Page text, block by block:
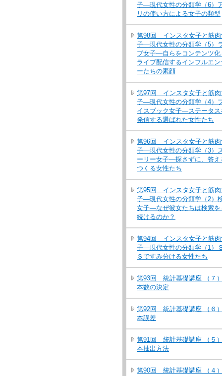
子―現代女性の分類学（6）
リの使い方による女子の類型
第98回 インスタ女子と筋肉
子―現代女性の分類学（5）
ブ女子―自らをコンテンツ化
ライブ配信するインフルエン
ーたちの素顔
第97回 インスタ女子と筋肉
子―現代女性の分類学（4）
イスブック女子―ステータス
発信する選ばれた女性たち
第96回 インスタ女子と筋肉
子―現代女性の分類学（3）
ーリー女子―探さずに、答え
つくる女性たち
第95回 インスタ女子と筋肉
子―現代女性の分類学（2）
女子―なぜ彼女たちは検索を
続けるのか？
第94回 インスタ女子と筋肉
子―現代女性の分類学（1）
Ｓですみ分ける女性たち
第93回 統計基礎講座 （７
本数の決定
第92回 統計基礎講座 （６
本誤差
第91回 統計基礎講座 （５
本抽出方法
第90回 統計基礎講座 （４